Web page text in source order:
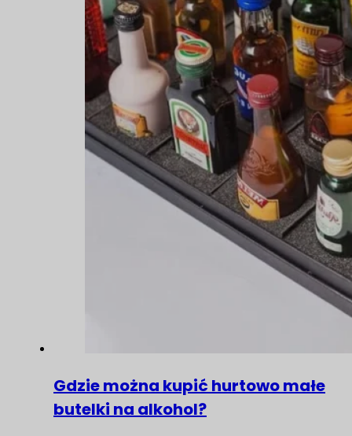
Gdzie można kupić hurtowo małe
butelki na alkohol?